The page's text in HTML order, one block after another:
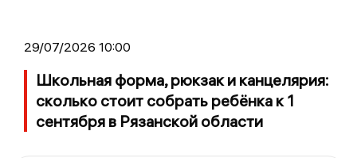
29/07/2026 10:00
Школьная форма, рюкзак и канцелярия:
сколько стоит собрать ребёнка к 1
сентября в Рязанской области